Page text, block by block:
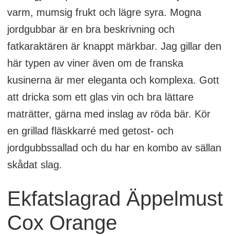
varm, mumsig frukt och lägre syra. Mogna
jordgubbar är en bra beskrivning och
fatkaraktären är knappt märkbar. Jag gillar den
här typen av viner även om de franska
kusinerna är mer eleganta och komplexa. Gott
att dricka som ett glas vin och bra lättare
maträtter, gärna med inslag av röda bär. Kör
en grillad fläskkarré med getost- och
jordgubbssallad och du har en kombo av sällan
skådat slag.
Ekfatslagrad Äppelmust
Cox Orange